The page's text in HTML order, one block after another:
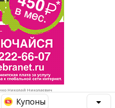
Николай Николаевич
Купоны
Бизнес и финансы
Юристы, Экспертиза, Страхование
Ремонт
Социальные организации
Это интересно
Администрация